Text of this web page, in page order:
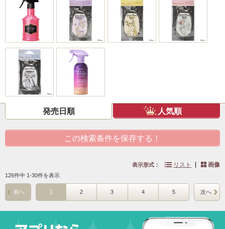
発売日順 人気順
この検索条件を保存する！
表示形式： リスト 画像
126件中 1-30件を表示
1 2 3 4 5
前へ 次へ